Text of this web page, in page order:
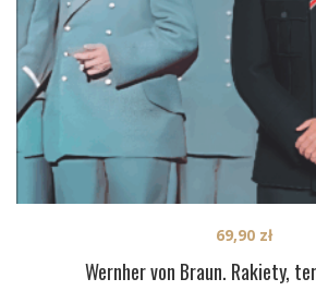
Wernher von Braun. Rakiety,
69,90 zł